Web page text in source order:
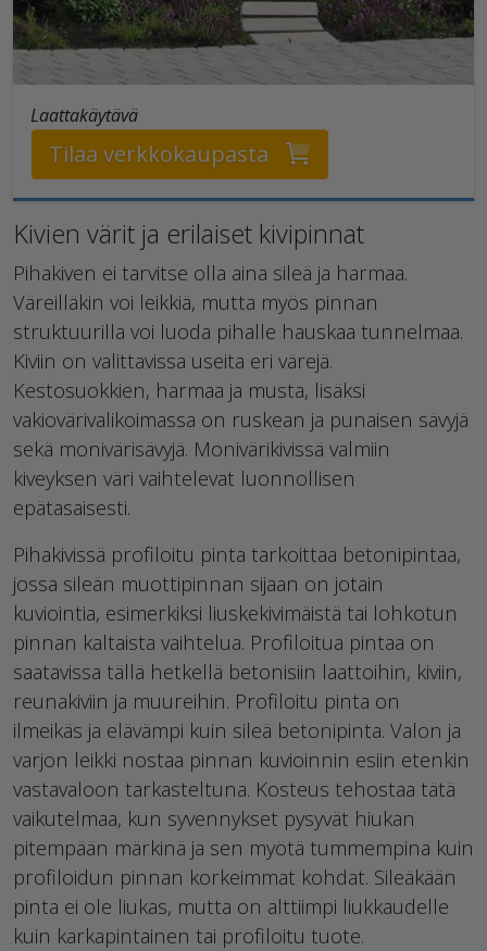
Laattakäytävä
Tilaa verkkokaupasta
Kivien värit ja erilaiset kivipinnat
Pihakiven ei tarvitse olla aina sileä ja harmaa.
Väreilläkin voi leikkiä, mutta myös pinnan
struktuurilla voi luoda pihalle hauskaa tunnelmaa.
Kiviin on valittavissa useita eri värejä.
Kestosuokkien, harmaa ja musta, lisäksi
vakiovärivalikoimassa on ruskean ja punaisen sävyjä
sekä monivärisävyjä. Monivärikivissä valmiin
kiveyksen väri vaihtelevat luonnollisen
epätasaisesti.
Pihakivissä profiloitu pinta tarkoittaa betonipintaa,
jossa sileän muottipinnan sijaan on jotain
kuviointia, esimerkiksi liuskekivimäistä tai lohkotun
pinnan kaltaista vaihtelua. Profiloitua pintaa on
saatavissa tällä hetkellä betonisiin laattoihin, kiviin,
reunakiviin ja muureihin. Profiloitu pinta on
ilmeikäs ja elävämpi kuin sileä betonipinta. Valon ja
varjon leikki nostaa pinnan kuvioinnin esiin etenkin
vastavaloon tarkasteltuna. Kosteus tehostaa tätä
vaikutelmaa, kun syvennykset pysyvät hiukan
pitempään märkinä ja sen myötä tummempina kuin
profiloidun pinnan korkeimmat kohdat. Sileäkään
pinta ei ole liukas, mutta on alttiimpi liukkaudelle
kuin karkapintainen tai profiloitu tuote.